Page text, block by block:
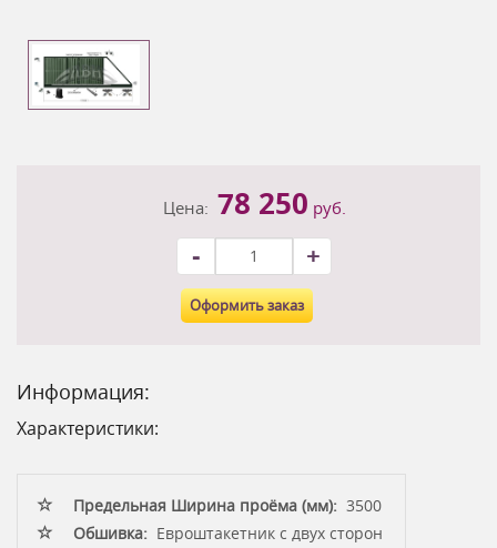
Цена: 78 250 руб.
- +
Оформить заказ
Информация:
Характеристики:
Предельная Ширина проёма (мм): 3500
Обшивка: Евроштакетник с двух сторон